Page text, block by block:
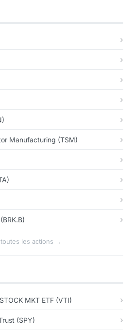
Manufacturing (TSM)
les actions →
MKT ETF (VTI)
(SPY)